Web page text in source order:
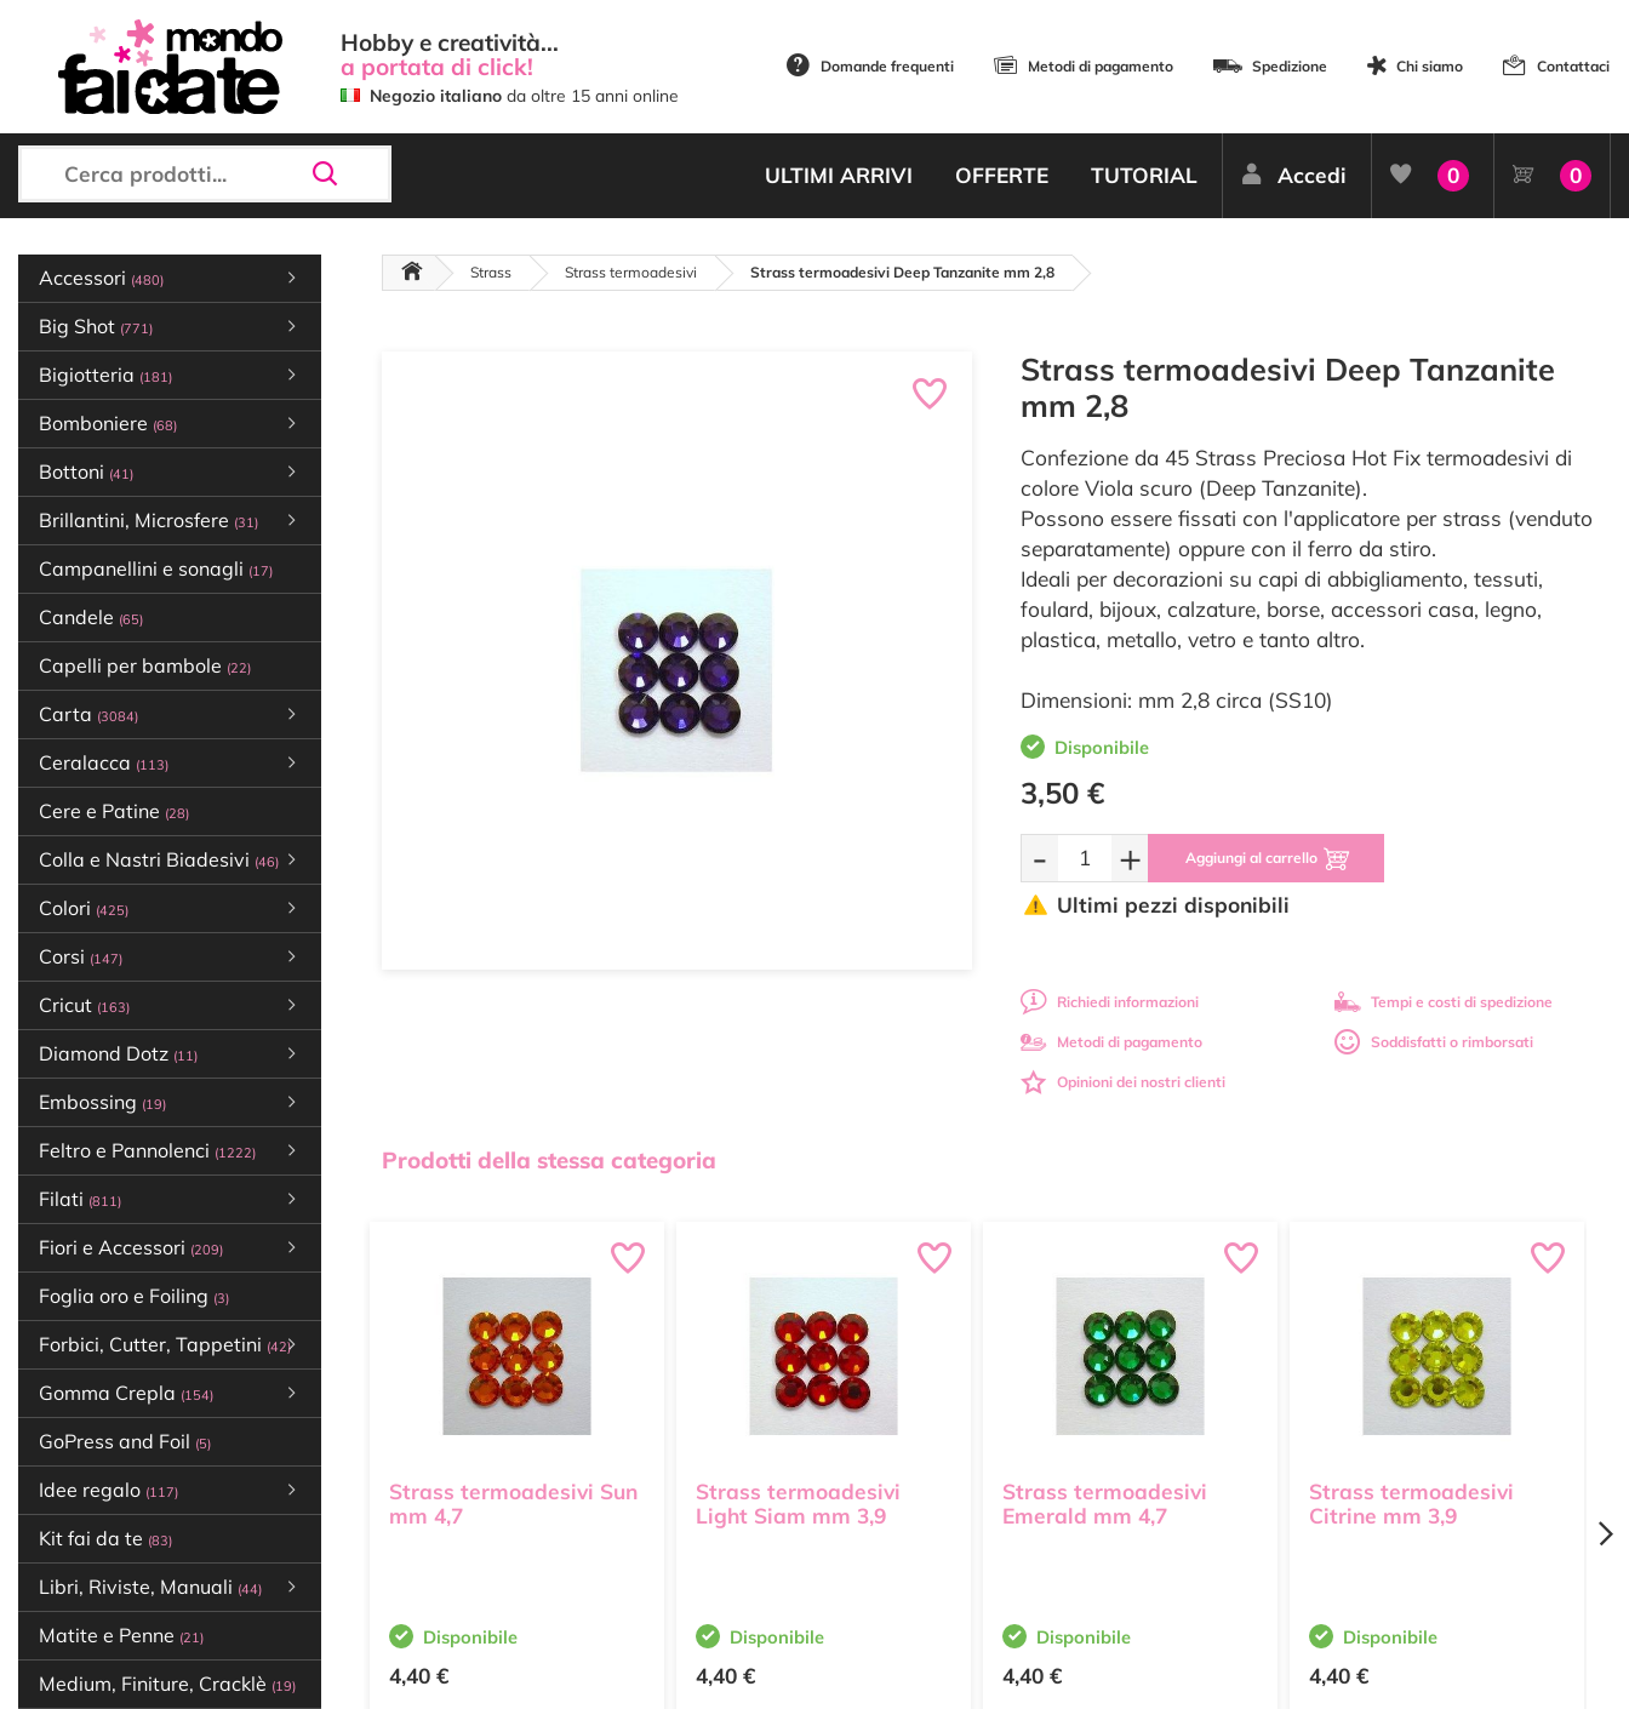
Hobby e creatività...
a portata di click!
Negozio italiano da oltre 15 anni online
Domande frequenti Metodi di pagamento Spedizione Chi siamo Contattaci
ULTIMI ARRIVI OFFERTE TUTORIAL Accedi 0 0
Accessori (480)
Big Shot (771)
Bigiotteria (181)
Bomboniere (68)
Bottoni (41)
Brillantini, Microsfere (31)
Campanellini e sonagli (17)
Candele (65)
Capelli per bambole (22)
Carta (3084)
Ceralacca (113)
Cere e Patine (28)
Colla e Nastri Biadesivi (46)
Colori (425)
Corsi (147)
Cricut (163)
Diamond Dotz (11)
Embossing (19)
Feltro e Pannolenci (1222)
Filati (811)
Fiori e Accessori (209)
Foglia oro e Foiling (3)
Forbici, Cutter, Tappetini (42)
Gomma Crepla (154)
GoPress and Foil (5)
Idee regalo (117)
Kit fai da te (83)
Libri, Riviste, Manuali (44)
Matite e Penne (21)
Medium, Finiture, Cracklè (19)
Strass Strass termoadesivi Strass termoadesivi Deep Tanzanite mm 2,8
Strass termoadesivi Deep Tanzanite
mm 2,8
Confezione da 45 Strass Preciosa Hot Fix termoadesivi di
colore Viola scuro (Deep Tanzanite).
Possono essere fissati con l'applicatore per strass (venduto
separatamente) oppure con il ferro da stiro.
Ideali per decorazioni su capi di abbigliamento, tessuti,
foulard, bijoux, calzature, borse, accessori casa, legno,
plastica, metallo, vetro e tanto altro.
Dimensioni: mm 2,8 circa (SS10)
Disponibile
3,50 €
- + Aggiungi al carrello
Ultimi pezzi disponibili
Richiedi informazioni Tempi e costi di spedizione
Metodi di pagamento Soddisfatti o rimborsati
Opinioni dei nostri clienti
Prodotti della stessa categoria
Strass termoadesivi Sun
mm 4,7
Disponibile
4,40 €
Strass termoadesivi
Light Siam mm 3,9
Disponibile
4,40 €
Strass termoadesivi
Emerald mm 4,7
Disponibile
4,40 €
Strass termoadesivi
Citrine mm 3,9
Disponibile
4,40 €